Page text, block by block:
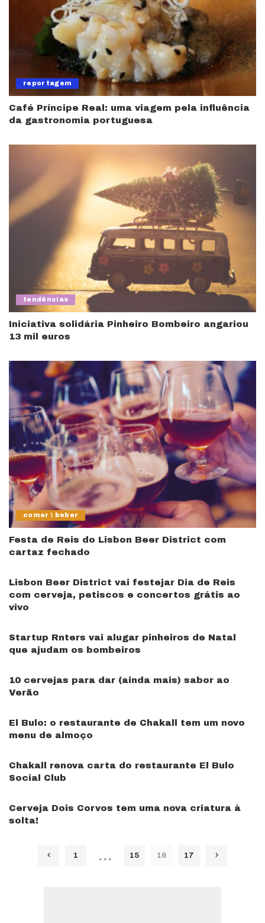
reportagem
Café Príncipe Real: uma viagem pela influência
da gastronomia portuguesa
tendências
Iniciativa solidária Pinheiro Bombeiro angariou
13 mil euros
comer \ beber
Festa de Reis do Lisbon Beer District com
cartaz fechado
Lisbon Beer District vai festejar Dia de Reis
com cerveja, petiscos e concertos grátis ao
vivo
Startup Rnters vai alugar pinheiros de Natal
que ajudam os bombeiros
10 cervejas para dar (ainda mais) sabor ao
Verão
El Bulo: o restaurante de Chakall tem um novo
menu de almoço
Chakall renova carta do restaurante El Bulo
Social Club
Cerveja Dois Corvos tem uma nova criatura à
solta!
1 … 15 16 17